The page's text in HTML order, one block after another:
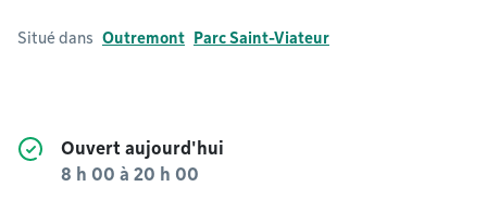
Situé dans Outremont Parc Saint-Viateur
Ouvert aujourd'hui
8 h 00 à 20 h 00